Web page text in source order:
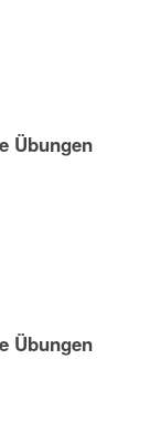
Übungen
Übungen